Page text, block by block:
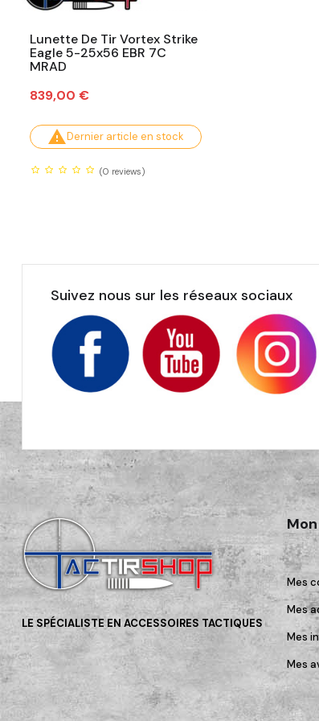
Lunette De Tir Vortex Strike
Eagle 5-25x56 EBR 7C
MRAD
Prix
839,00 €
Dernier article en stock
(0 reviews)
Suivez nous sur les réseaux sociaux
LE SPÉCIALISTE EN ACCESSOIRES TACTIQUES
Mes
Mes
Mes
Mes